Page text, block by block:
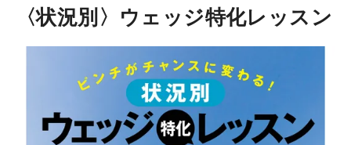
〈状況別〉ウェッジ特化レッスン